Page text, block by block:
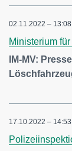
02.11.2022 – 13:08
Ministerium
IM-MV:
17.10.2022 – 14:53